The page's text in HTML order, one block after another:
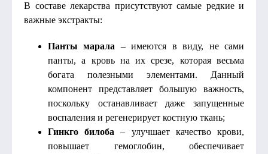
В составе лекарства присутствуют самые редкие и
важные экстракты:
Панты марала – имеются в виду, не сами
панты, а кровь на их срезе, которая весьма
богата полезными элементами. Данный
компонент представляет большую важность,
поскольку останавливает даже запущенные
воспаления и регенерирует костную ткань;
Гинкго билоба – улучшает качество крови,
повышает гемоглобин, обеспечивает